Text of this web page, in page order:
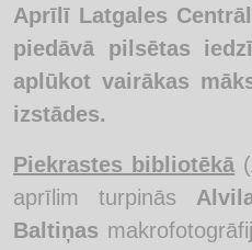
Aprīlī Latgales
piedāvā pilsētas
aplūkot vairākas
izstādes.
Piekrastes bibliotēkā
aprīlim turpinās
Baltiņas